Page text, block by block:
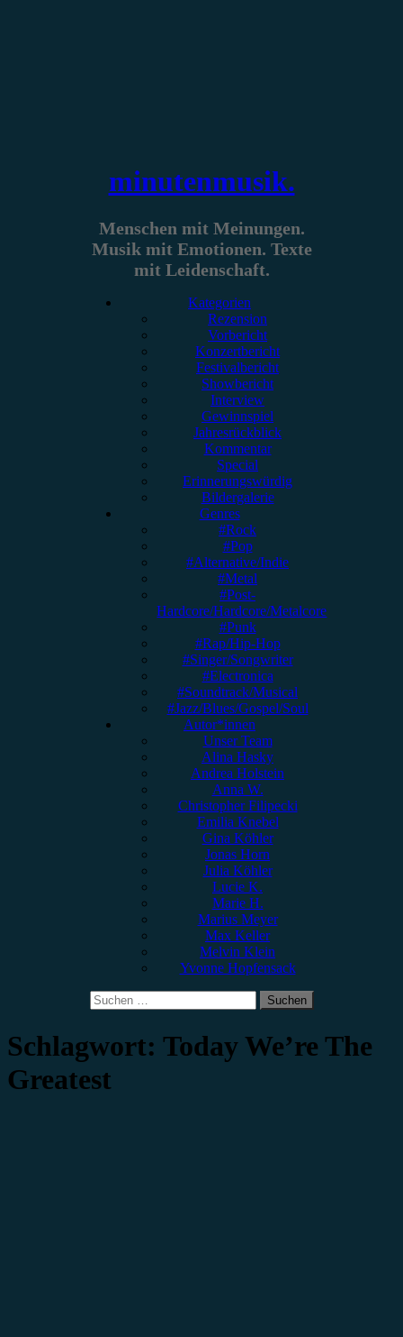
minutenmusik.
Menschen mit Meinungen.
Musik mit Emotionen. Texte
mit Leidenschaft.
Kategorien
Rezension
Vorbericht
Konzertbericht
Festivalbericht
Showbericht
Interview
Gewinnspiel
Jahresrückblick
Kommentar
Special
Erinnerungswürdig
Bildergalerie
Genres
#Rock
#Pop
#Alternative/Indie
#Metal
#Post-
Hardcore/Hardcore/Metalcore
#Punk
#Rap/Hip-Hop
#Singer/Songwriter
#Electronica
#Soundtrack/Musical
#Jazz/Blues/Gospel/Soul
Autor*innen
Unser Team
Alina Hasky
Andrea Holstein
Anna W.
Christopher Filipecki
Emilia Knebel
Gina Köhler
Jonas Horn
Julia Köhler
Lucie K.
Marie H.
Marius Meyer
Max Keller
Melvin Klein
Yvonne Hopfensack
Suchen
nach:
Schlagwort: Today We’re The
Greatest